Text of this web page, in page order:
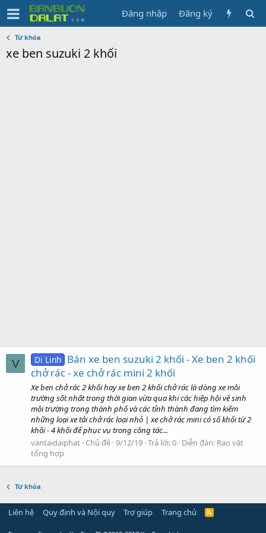
Đăng nhập Đăng ký
Từ khóa
xe ben suzuki 2 khối
V Di Linh Bán xe ben suzuki 2 khối - Xe ben 2 khối
chở rác - xe chở rác mini 2 khối
Xe ben chở rác 2 khối hay xe ben 2 khối chở rác là dòng xe môi
trường sốt nhất trong thời gian vừa qua khi các hiệp hội vệ sinh
môi trường trong thành phố và các tỉnh thành đang tìm kiếm
những loại xe tải chở rác loại nhỏ | xe chở rác mini có số khối từ 2
khối - 4 khối để phục vụ trong công tác...
vantaidaiphat Chủ đề 9/12/19 Trả lời: 0 Diễn đàn: Rao vặt
tổng hợp
Từ khóa
Liên hệ Quy định và Nội quy Trợ giúp Trang chủ